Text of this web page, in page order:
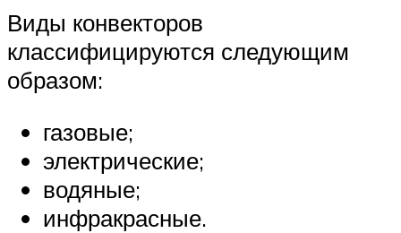
Виды конвекторов
классифицируются следующим
образом:
газовые;
электрические;
водяные;
инфракрасные.